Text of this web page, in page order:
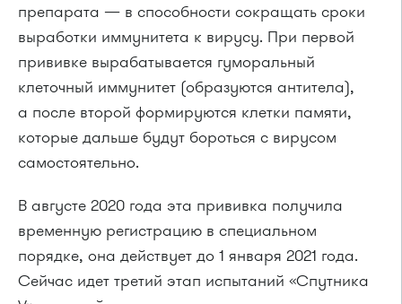
препарата — в способности сокращать сроки
выработки иммунитета к вирусу. При первой
прививке вырабатывается гуморальный
клеточный иммунитет (образуются антитела),
а после второй формируются клетки памяти,
которые дальше будут бороться с вирусом
самостоятельно.
В августе 2020 года эта прививка получила
временную регистрацию в специальном
порядке, она действует до 1 января 2021 года.
Сейчас идет третий этап испытаний «Спутника